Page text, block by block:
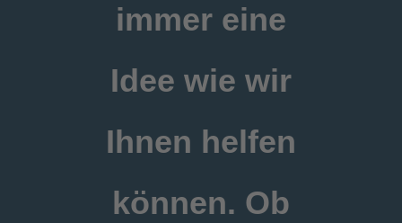
immer eine
Idee wie wir
Ihnen helfen
können. Ob